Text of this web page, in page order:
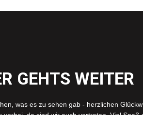
GEHTS WEITER
was es zu sehen gab - herzlichen